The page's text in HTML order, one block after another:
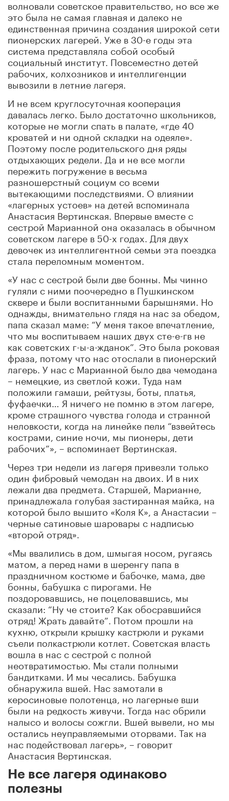
волновали советское правительство, но все же
это была не самая главная и далеко не
единственная причина создания широкой сети
пионерских лагерей. Уже в 30-е годы эта
система представляла собой особый
социальный институт. Повсеместно детей
рабочих, колхозников и интеллигенции
вывозили в летние лагеря.
И не всем круглосуточная кооперация
давалась легко. Было достаточно школьников,
которые не могли спать в палате, «где 40
кроватей и ни одной складки на одеяле».
Поэтому после родительского дня ряды
отдыхающих редели. Да и не все могли
пережить погружение в весьма
разношерстный социум со всеми
вытекающими последствиями. О влиянии
«лагерных устоев» на детей вспоминала
Анастасия Вертинская. Впервые вместе с
сестрой Марианной она оказалась в обычном
советском лагере в 50-х годах. Для двух
девочек из интеллигентной семьи эта поездка
стала переломным моментом.
«У нас с сестрой были две бонны. Мы чинно
гуляли с ними поочередно в Пушкинском
сквере и были воспитанными барышнями. Но
однажды, внимательно глядя на нас за обедом,
папа сказал маме: “У меня такое впечатление,
что мы воспитываем наших двух сте-е-гв не
как советских г-ы-а-жданок”. Это была роковая
фраза, потому что нас отослали в пионерский
лагерь. У нас с Марианной было два чемодана
– немецкие, из светлой кожи. Туда нам
положили гамаши, рейтузы, боты, платья,
фуфаечки… Я ничего не помню в этом лагере,
кроме страшного чувства голода и странной
неловкости, когда на линейке пели “взвейтесь
кострами, синие ночи, мы пионеры, дети
рабочих”», – вспоминает Вертинская.
Через три недели из лагеря привезли только
один фибровый чемодан на двоих. И в них
лежали два предмета. Старшей, Марианне,
принадлежала голубая застиранная майка, на
которой было вышито «Коля К», а Анастасии –
черные сатиновые шаровары с надписью
«второй отряд».
«Мы ввалились в дом, шмыгая носом, ругаясь
матом, а перед нами в шеренгу папа в
праздничном костюме и бабочке, мама, две
бонны, бабушка с пирогами. Не
поздоровавшись, не поцеловавшись, мы
сказали: “Ну че стоите? Как обосравшийся
отряд! Жрать давайте”. Потом прошли на
кухню, открыли крышку кастрюли и руками
съели полкастрюли котлет. Советская власть
вошла в нас с сестрой с полной
неотвратимостью. Мы стали полными
бандитками. И мы чесались. Бабушка
обнаружила вшей. Нас замотали в
керосиновые полотенца, но лагерные вши
были на редкость живучи. Тогда нас обрили
налысо и волосы сожгли. Вшей вывели, но мы
остались неуправляемыми оторвами. Так на
нас подействовал лагерь», – говорит
Анастасия Вертинская.
Не все лагеря одинаково
полезны